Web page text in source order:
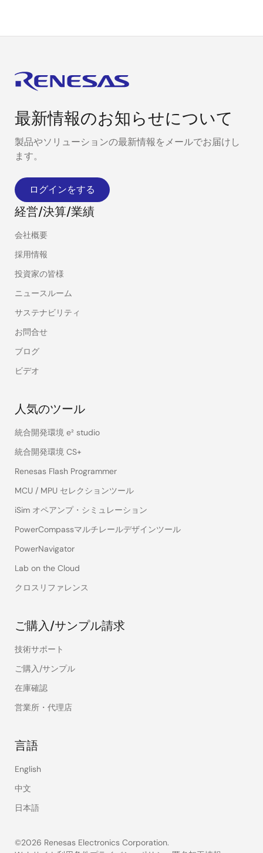
最新情報のお知らせについて
製品やソリューションの最新情報をメールでお届けし
ます。
ログインをする
経営/決算/業績
会社概要
採用情報
投資家の皆様
ニュースルーム
サステナビリティ
お問合せ
ブログ
ビデオ
人気のツール
統合開発環境 e² studio
統合開発環境 CS+
Renesas Flash Programmer
MCU / MPU セレクションツール
iSim オペアンプ・シミュレーション
PowerCompassマルチレールデザインツール
PowerNavigator
Lab on the Cloud
クロスリファレンス
ご購入/サンプル請求
技術サポート
ご購入/サンプル
在庫確認
営業所・代理店
言語
English
中文
日本語
©2026 Renesas Electronics Corporation.